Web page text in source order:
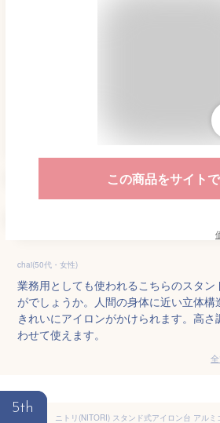
この商品をサイト
chai(50代・女性)
業務用としても使われるこちらのスタ
がでしょうか。人間の身体に近い立体構
きれいにアイロンがかけられます。高
わせて使えます。
5th